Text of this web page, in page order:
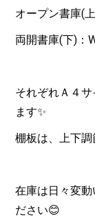
オープン書庫(
両開書庫(下)：
それぞれＡ４
ます✨
棚板は、上下
在庫は日々変
ださい😊